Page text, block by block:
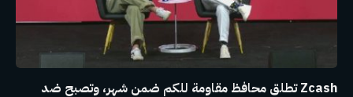
Zcash تطلق محافظ مقاومة للكم ضمن شهر، وتصبح ضد